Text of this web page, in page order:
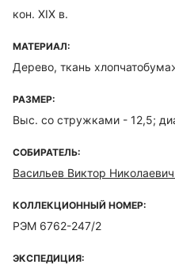
кон. XIX в.
МАТЕРИАЛ:
Дерево, ткань
РАЗМЕР:
Выс. со стружками - 12,5;
СОБИРАТЕЛЬ:
Васильев Виктор
КОЛЛЕКЦИОННЫЙ НОМЕР:
РЭМ 6762-247/2
ЭКСПЕДИЦИЯ: